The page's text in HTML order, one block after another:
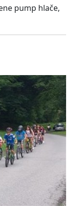
pump hlače,